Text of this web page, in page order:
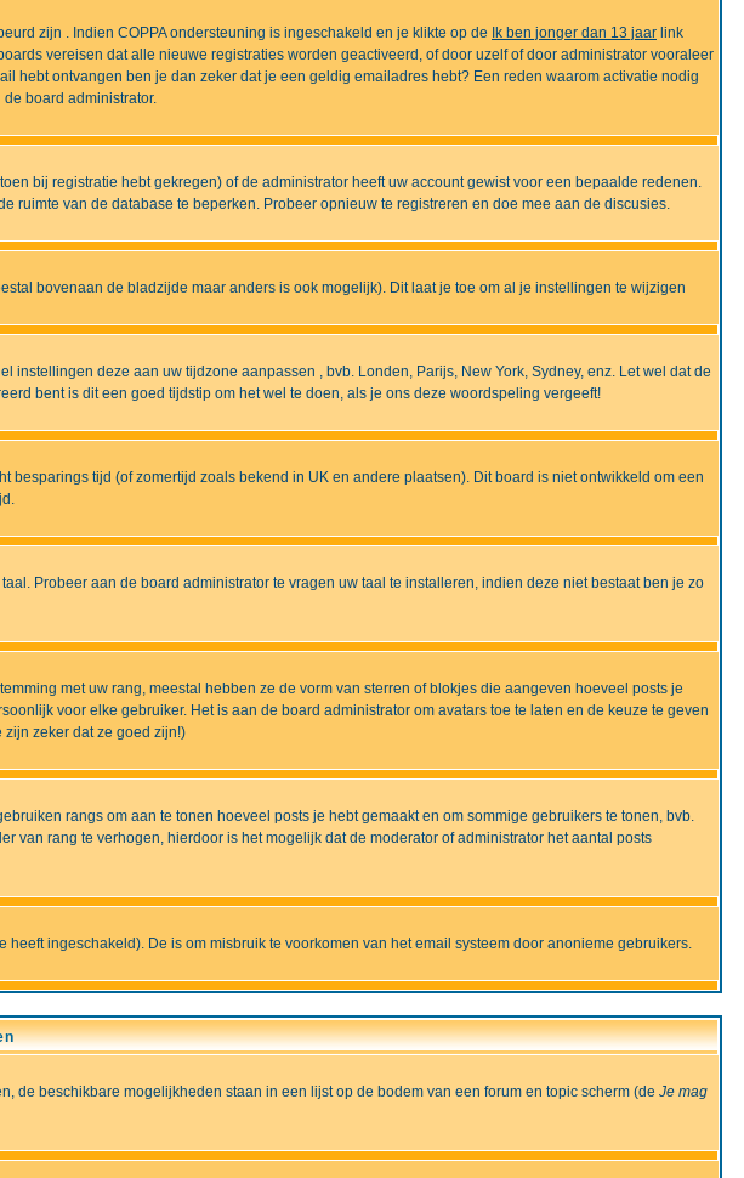
zijn . Indien COPPA ondersteuning is ingeschakeld en je klikte op de Ik ben jonger dan 13 jaar link
vereisen dat alle nieuwe registraties worden geactiveerd, of door uzelf of door administrator vooraleer
hebt ontvangen ben je dan zeker dat je een geldig emailadres hebt? Een reden waarom activatie nodig
board administrator.
bij registratie hebt gekregen) of de administrator heeft uw account gewist voor een bepaalde redenen.
van de database te beperken. Probeer opnieuw te registreren en doe mee aan de discusies.
bovenaan de bladzijde maar anders is ook mogelijk). Dit laat je toe om al je instellingen te wijzigen
deze aan uw tijdzone aanpassen , bvb. Londen, Parijs, New York, Sydney, enz. Let wel dat de
bent is dit een goed tijdstip om het wel te doen, als je ons deze woordspeling vergeeft!
tijd (of zomertijd zoals bekend in UK en andere plaatsen). Dit board is niet ontwikkeld om een
Probeer aan de board administrator te vragen uw taal te installeren, indien deze niet bestaat ben je zo
met uw rang, meestal hebben ze de vorm van sterren of blokjes die aangeven hoeveel posts je
voor elke gebruiker. Het is aan de board administrator om avatars toe te laten en de keuze te geven
zeker dat ze goed zijn!)
rangs om aan te tonen hoeveel posts je hebt gemaakt en om sommige gebruikers te tonen, bvb.
rang te verhogen, hierdoor is het mogelijk dat de moderator of administrator het aantal posts
ingeschakeld). De is om misbruik te voorkomen van het email systeem door anonieme gebruikers.
de beschikbare mogelijkheden staan in een lijst op de bodem van een forum en topic scherm (de Je mag